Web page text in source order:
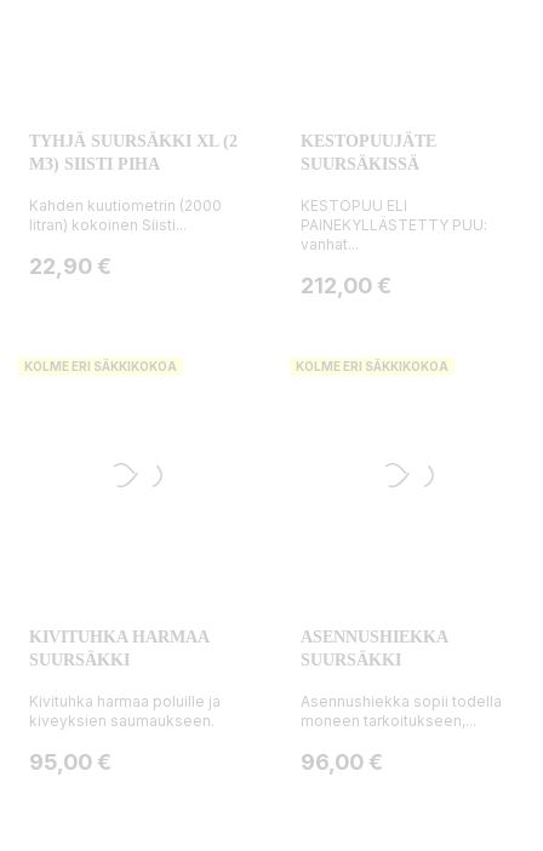
TYHJÄ SUURSÄKKI XL (2
M3) SIISTI PIHA
Kahden kuutiometrin (2000
litran) kokoinen Siisti...
Hinta
22,90 €
KESTOPUUJÄTE
SUURSÄKISSÄ
KESTOPUU ELI
PAINEKYLLÄSTETTY PUU:
vanhat...
Hinta
212,00 €
KOLME ERI SÄKKIKOKOA
KIVITUHKA HARMAA
SUURSÄKKI
Kivituhka harmaa poluille ja
kiveyksien saumaukseen.
Hinta
95,00 €
KOLME ERI SÄKKIKOKOA
ASENNUSHIEKKA
SUURSÄKKI
Asennushiekka sopii todella
moneen tarkoitukseen,...
Hinta
96,00 €